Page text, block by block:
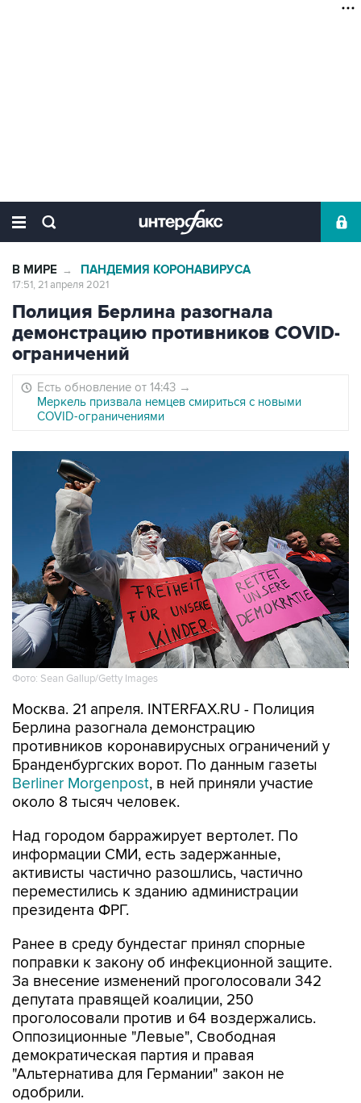
В МИРЕ → ПАНДЕМИЯ КОРОНАВИРУСА
17:51, 21 апреля 2021
Полиция Берлина разогнала
демонстрацию противников COVID-
ограничений
Есть обновление от 14:43 →
Меркель призвала немцев смириться с новыми
COVID-ограничениями
Фото: Sean Gallup/Getty Images
Москва. 21 апреля. INTERFAX.RU - Полиция
Берлина разогнала демонстрацию
противников коронавирусных ограничений у
Бранденбургских ворот. По данным газеты
Berliner Morgenpost, в ней приняли участие
около 8 тысяч человек.
Над городом барражирует вертолет. По
информации СМИ, есть задержанные,
активисты частично разошлись, частично
переместились к зданию администрации
президента ФРГ.
Ранее в среду бундестаг принял спорные
поправки к закону об инфекционной защите.
За внесение изменений проголосовали 342
депутата правящей коалиции, 250
проголосовали против и 64 воздержались.
Оппозиционные "Левые", Свободная
демократическая партия и правая
"Альтернатива для Германии" закон не
одобрили.